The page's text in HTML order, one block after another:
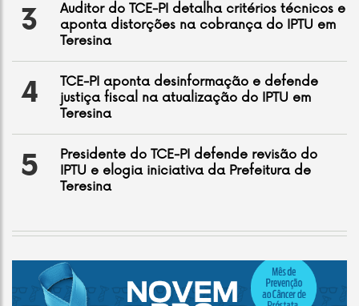
3
Auditor do TCE-PI detalha critérios técnicos e
aponta distorções na cobrança do IPTU em
Teresina
4
TCE-PI aponta desinformação e defende
justiça fiscal na atualização do IPTU em
Teresina
5
Presidente do TCE-PI defende revisão do
IPTU e elogia iniciativa da Prefeitura de
Teresina